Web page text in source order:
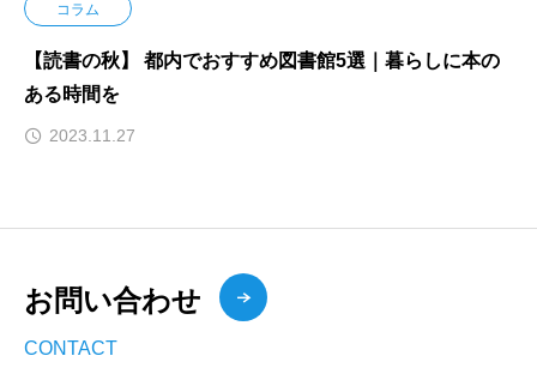
コラム
【読書の秋】 都内でおすすめ図書館5選｜暮らしに本の
ある時間を
2023.11.27
お問い合わせ
CONTACT